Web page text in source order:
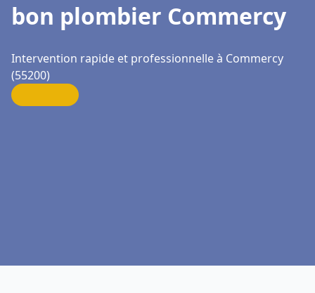
bon plombier Commercy
Intervention rapide et professionnelle à Commercy
(55200)